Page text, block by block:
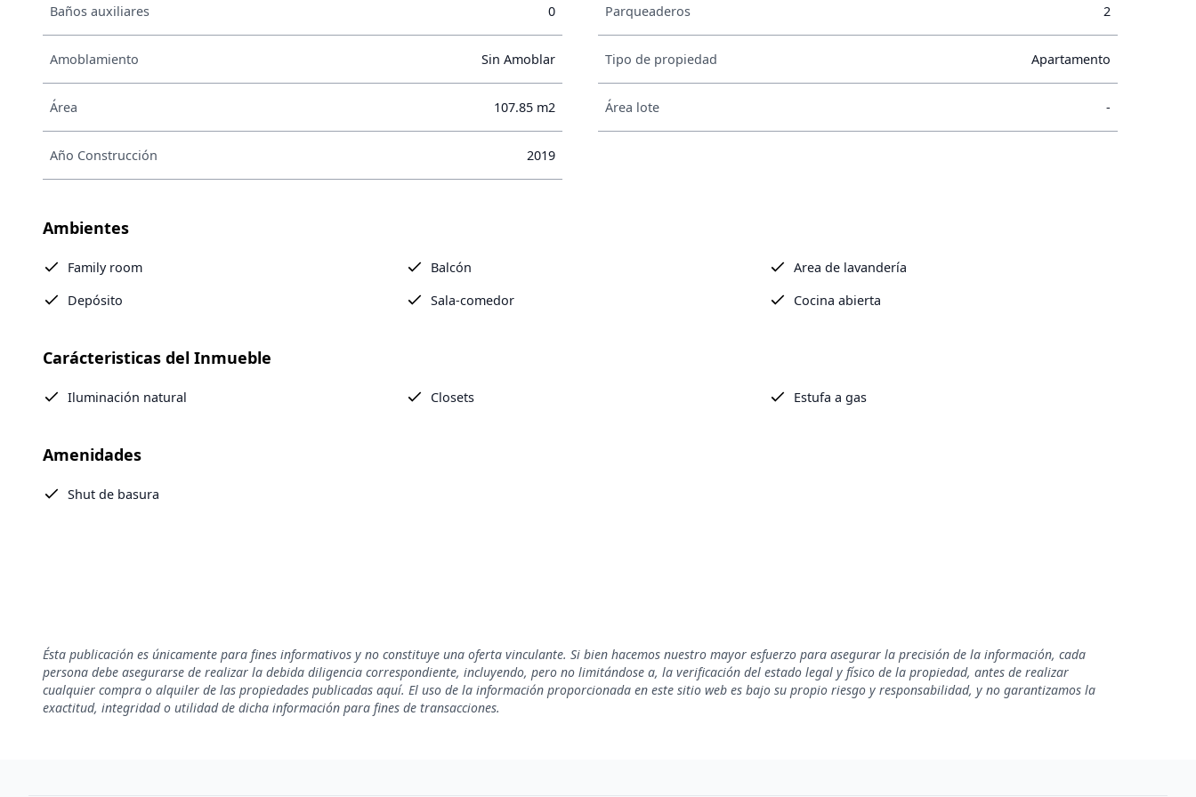
Baños auxiliares 0 Parqueaderos 2
Amoblamiento Sin Amoblar Tipo de propiedad Apartamento
Área 107.85 m2 Área lote -
Año Construcción 2019
Ambientes
Family room Balcón
Area de lavandería
Depósito
Sala-comedor Cocina abierta
Carácteristicas del Inmueble
Iluminación natural Closets Estufa a gas
Amenidades
Shut de basura
Ésta publicación es únicamente para fines informativos y no constituye una oferta vinculante. Si bien hacemos nuestro mayor esfuerzo para asegurar la precisión de la información, cada
persona debe asegurarse de realizar la debida diligencia correspondiente, incluyendo, pero no limitándose a, la verificación del estado legal y físico de la propiedad, antes de realizar
cualquier compra o alquiler de las propiedades publicadas aquí. El uso de la información proporcionada en este sitio web es bajo su propio riesgo y responsabilidad, y no garantizamos la
exactitud, integridad o utilidad de dicha información para fines de transacciones.